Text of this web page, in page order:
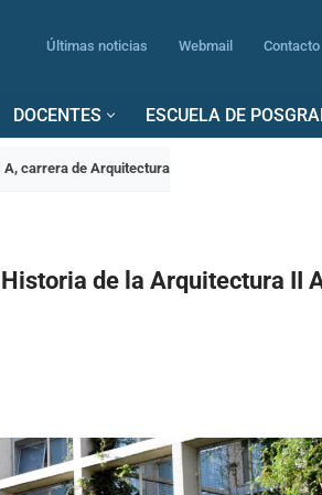
Últimas noticias Webmail Contacto
DOCENTES ESCUELA DE
A, carrera de Arquitectura
de la Arquitectura II